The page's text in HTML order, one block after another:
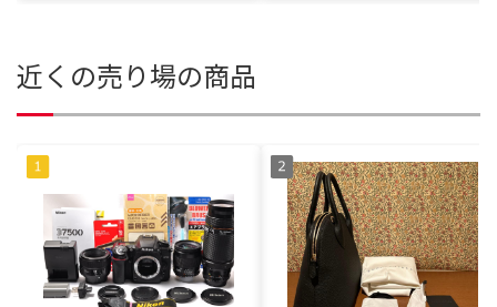
近くの売り場の商品